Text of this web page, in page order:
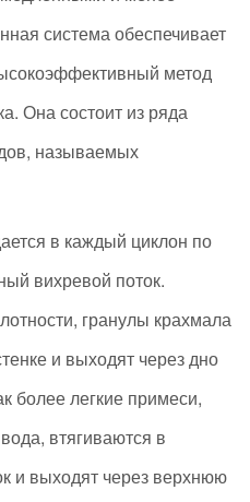
система обеспечивает
метод
Она состоит из ряда
называемых
в каждый циклон по
вихревой поток.
гранулы крахмала
и выходят через дно
более легкие примеси,
втягиваются в
и выходят через верхнюю